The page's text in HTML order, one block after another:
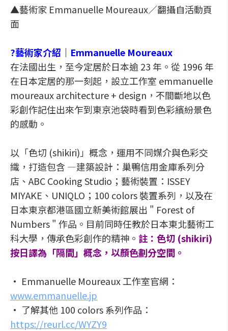
▲藝術家 Emmanuelle Moureaux／翻攝自活動頁
面
?藝術家介紹｜Emmanuelle Moureaux
在法國出生，至今定居於日本逾 23 年。從 1996 年
在日本定居的那一刻起，設立工作室 emmanuelle
moureaux architecture + design，不間斷地以色
彩創作記住出來乍到東京池袋時看到色彩繽紛景色
的感動。
以「色切 (shikiri)」概念，運用不同媒介與色彩交
織，打造包含 —建築設計：巢鴨信用金庫系列分
店、ABC Cooking Studio；藝術裝置：ISSEY
MIYAKE、UNIQLO；100 colors 裝置系列，以及在
日本東京都港區國立新美術館展出 " Forest of
Numbers " 作品。目前同時任教於日本東北藝術工
科大學，傳承色彩創作的精神。 註：色切 (shikiri)
按日譯為「隔間」概念，以顏色劃分空間。
• Emmanuelle Moureaux 工作室官網：
www.emmanuelle.jp
• 了解其他 100 colors 系列作品：
https://reurl.cc/WYZY9